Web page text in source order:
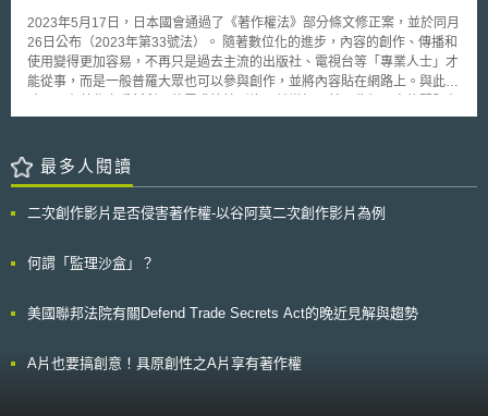
「影響評估」。以下針對此四種政策選項進行說明。 二、四大政策選項之
比較分析 （一）選項0：維持現狀 選項0係維持英國現行著作權法架構，AI
業者原則上須就使用著作權作品取得授權，僅得於CDPA第29A條非商業研
究之例外範圍內進行TDM。影響評估指出，現行制度對著作權人之保護在理
難以獲得有效保障。 （二）選項1：強化著作權保護 選項1主張進一步強化
著作權保護，要求所有AI訓練使用之材料均須取得授權，包括境外AI模型輸
入英國市場時，亦須證明已依英國著作權法取得合法授權。就創意產業而
土AI產業之競爭力。影響評估亦指出，此選項下AI服務成本或轉嫁至終端用
者贊同此一制度。 （三）選項2：廣泛TDM例外 選項2主張設立廣泛TDM例
外，使AI業者無論商業或非商業目的均可對合法取得之資料進行探勘與訓
4。該條文指出，只要目的非在「享受著作物所呈現之思想或感情」原則上
2023年5月17日，日本國會通過了《著作權法》部分條文修正案，並於同月
26日公布（2023年第33號法）。 隨著數位化的進步，內容的創作、傳播和
使用變得更加容易，不再只是過去主流的出版社、電視台等「專業人士」才
能從事，而是一般普羅大眾也可以參與創作，並將內容貼在網路上。與此同
於難與著作權人取得聯絡，不一定可順利使用。 為了解決上述問題，本次
確認著作權人授權意願等措施，但仍無法確認著作權人授權意願時，得向文
部科學省所屬之文化廳申請裁定，經文化廳長裁定允許利用並繳納補償金
年）先行使用該著作。新裁定利用制度放寬了確認著作權人意願之程序與要
定撤銷使用，則利用人應停止繼續使用該著作，著作權人得依利用人實際使
間機構作為聯絡窗口負責相關行政手續之處理（第104條之33以下相關規
充分週知著作權人，且盡可能地確認著作權人等是否可以使用的意思，仍不
最多人閱讀
二次創作影片是否侵害著作權-以谷阿莫二次創作影片為例
何謂「監理沙盒」？
美國聯邦法院有關Defend Trade Secrets Act的晚近見解與趨勢
A片也要搞創意！具原創性之A片享有著作權